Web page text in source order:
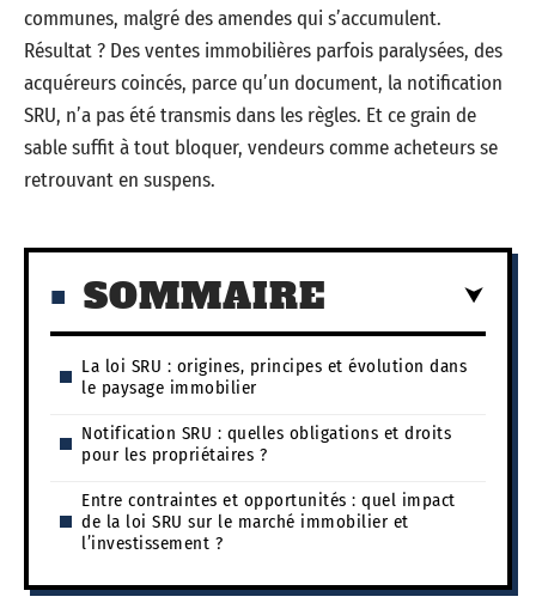
communes, malgré des amendes qui s’accumulent.
Résultat ? Des ventes immobilières parfois paralysées, des
acquéreurs coincés, parce qu’un document, la notification
SRU, n’a pas été transmis dans les règles. Et ce grain de
sable suffit à tout bloquer, vendeurs comme acheteurs se
retrouvant en suspens.
SOMMAIRE
La loi SRU : origines, principes et évolution dans
le paysage immobilier
Notification SRU : quelles obligations et droits
pour les propriétaires ?
Entre contraintes et opportunités : quel impact
de la loi SRU sur le marché immobilier et
l’investissement ?